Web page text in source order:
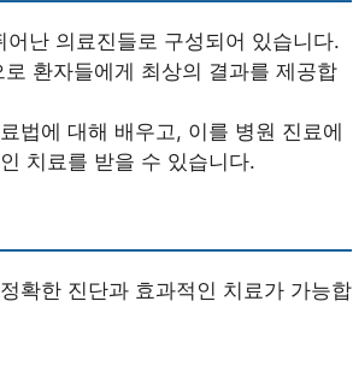
난 의료진들로 구성되어 있습니다.
환자들에게 최상의 결과를 제공합
법에 대해 배우고, 이를 병원 진료에
치료를 받을 수 있습니다.
확한 진단과 효과적인 치료가 가능합